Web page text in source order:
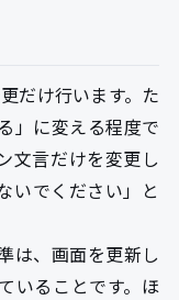
だけ行います。た
」に変える程度で
文言だけを変更し
いでください」と
は、画面を更新し
いることです。ほ